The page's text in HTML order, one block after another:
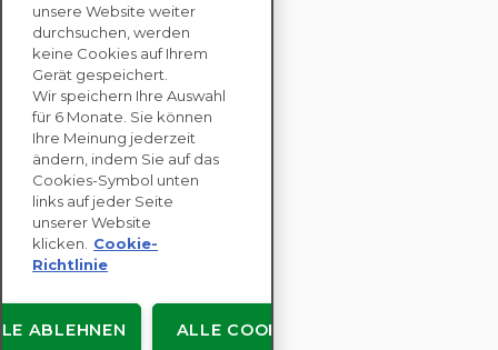
UNTERNEHMENS
LÖSUNGEN
NACHHALTIGKEITS
BEWERTUNGEN
RESSOURCEN
ÜBER
Urheberrecht © EcoVadis
unsere Website weiter
durchsuchen, werden
keine Cookies auf Ihrem
Gerät gespeichert.
Wir speichern Ihre Auswahl
für 6 Monate. Sie können
Ihre Meinung jederzeit
ändern, indem Sie auf das
Cookies-Symbol unten
links auf jeder Seite
unserer Website
klicken.
Cookie-
Richtlinie
ALLE COOKIES
ABLEHNEN